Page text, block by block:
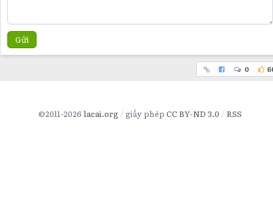
Gửi
0
©2011-2026 lacai.org giấy phép CC BY-ND 3.0 RSS